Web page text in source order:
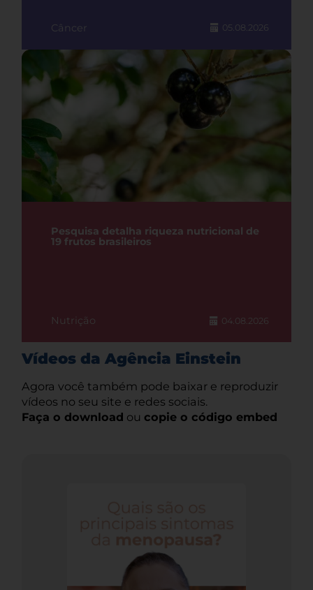
Câncer 05.08.2026
Pesquisa detalha riqueza nutricional de
19 frutos brasileiros
Nutrição 04.08.2026
Vídeos da Agência Einstein
Agora você também pode baixar e reproduzir
vídeos no seu site e redes sociais.
Faça o download ou copie o código embed